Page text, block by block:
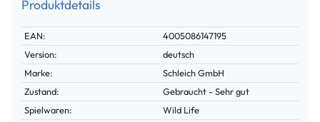
Produktdetails
Technisches
Merkmal
Wert
EAN:
4005086147195
Version:
deutsch
Marke:
Schleich GmbH
Zustand:
Gebraucht - Sehr gut
Spielwaren:
Wild Life